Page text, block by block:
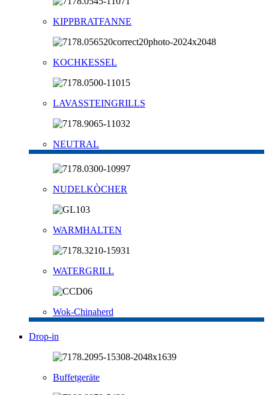
KIPPBRATFANNE
KOCHKESSEL
LAVASSTEINGRILLS
NEUTRAL
NUDELKÒCHER
WARMHALTEN
WATERGRILL
Wok-Chinaherd
Drop-in
Buffetgeräte